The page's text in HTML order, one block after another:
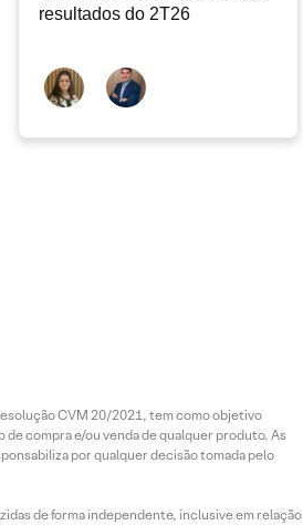
resultados do 2T26
CVM 20/2021, tem como objetivo
compra e/ou venda de qualquer produto. As
por qualquer decisão tomada pelo
de forma independente, inclusive em relação